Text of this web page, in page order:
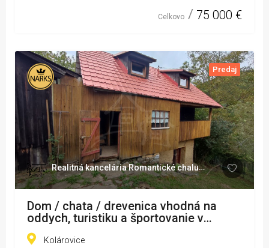
Celkovo 75 000 €
Predaj
Realitná kancelária Romantické chalupy
Dom / chata / drevenica vhodná na
oddych, turistiku a športovanie v
Kolároviciach pri Bytči na predaj
Kolárovice